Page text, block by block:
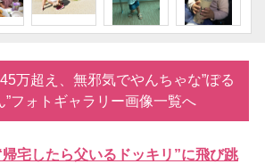
万超え、無邪気でやんちゃな”ぽる
”フォトギャラリー画像一覧へ
帰宅したら父いるドッキリ”に飛び跳